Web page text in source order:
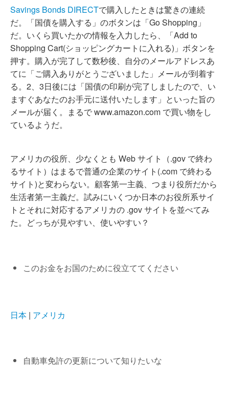
Savings Bonds DIRECTで購入したときは驚きの連続
だ。「国債を購入する」のボタンは「Go Shopping」
だ。いくら買いたかの情報を入力したら、「Add to
Shopping Cart(ショッピングカートに入れる)」ボタンを
押す。購入が完了して数秒後、自分のメールアドレスあ
てに「ご購入ありがとうございました」メールが到着す
る。2、3日後には「国債の印刷が完了しましたので、い
ますぐあなたのお手元に送付いたします」といった旨の
メールが届く。まるで www.amazon.com で買い物をし
ているようだ。
アメリカの役所、少なくとも Web サイト（.gov で終わ
るサイト）はまるで普通の企業のサイト(.com で終わる
サイト)と変わらない。顧客第一主義、つまり役所だから
生活者第一主義だ。試みにいくつか日本のお役所系サイ
トとそれに対応するアメリカの .gov サイトを並べてみ
た。どっちが見やすい、使いやすい？
このお金をお国のために役立ててください
日本 | アメリカ
自動車免許の更新について知りたいな